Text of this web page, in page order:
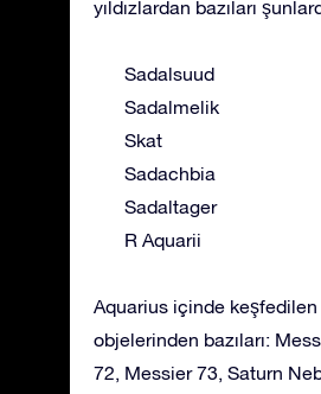
yıldızlardan bazıları
Sadalsuud
Sadalmelik
Skat
Sadachbia
Sadaltager
R Aquarii
Aquarius içinde
objelerinden bazıları:
72, Messier 73, Saturn